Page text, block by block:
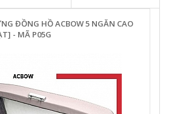
ĐỒNG HỒ ACBOW 5 NGĂN CAO
- MÃ P05G